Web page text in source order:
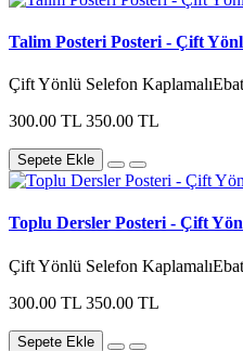
Talim Posteri Posteri - Çift
Çift Yönlü Selefon
300.00 TL 350.00 TL
Sepete Ekle
Toplu Dersler Posteri - Çift
Çift Yönlü Selefon
300.00 TL 350.00 TL
Sepete Ekle